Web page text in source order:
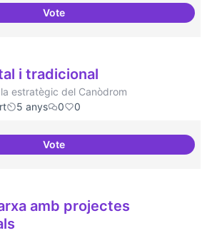
VoteModel exportable - guifinet a
i tradicional
estratègic del Canòdrom
5 anys 0 0
VoteCultura digital i tradicional
amb projectes